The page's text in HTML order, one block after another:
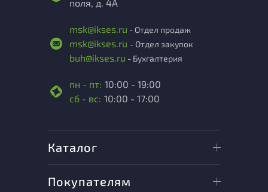
поля, д. 4А
msk@ikses.ru - Отдел продаж
msk@ikses.ru - Отдел закупок
buh@ikses.ru - Бухгалтерия
пн - пт: 10:00 - 19:00
сб - вс: 10:00 - 17:00
Каталог
Покупателям